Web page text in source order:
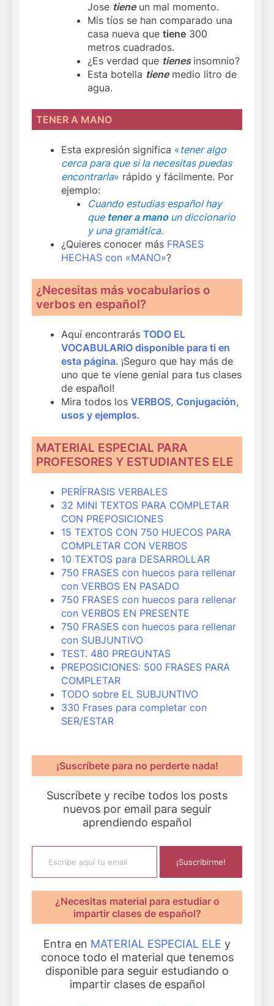
Jose tieneun mal momento.
Mis tíos se han comparado una
casa nueva quetiene 300
metros cuadrados.
¿Es verdad que tienes insomnio?
Esta botella tienemedio litro de
agua.
TENER A MANO
Esta expresión significa «tener algo
cerca para que si la necesitas puedas
encontrarla» rápido y fácilmente. Por
ejemplo:
Cuando estudias español hay
que tener a manoun diccionario
y una gramática.
¿Quieres conocer más FRASES
HECHAS con «MANO»?
¿Necesitas más vocabularios o
verbos en español?
Aquí encontrarás TODO EL
VOCABULARIO disponible para ti en
esta página. ¡Seguro que hay más de
uno que te viene genial para tus clases
de español!
Mira todos los VERBOS, Conjugación,
usos y ejemplos.
MATERIAL ESPECIAL PARA
PROFESORES Y ESTUDIANTES ELE
PERÍFRASIS VERBALES
32 MINI TEXTOS PARA COMPLETAR
CON PREPOSICIONES
15 TEXTOS CON 750 HUECOS PARA
COMPLETAR CON VERBOS
10 TEXTOS para DESARROLLAR
750 FRASES con huecos para rellenar
con VERBOS EN PASADO
750 FRASES con huecos para rellenar
con VERBOS EN PRESENTE
750 FRASES con huecos para rellenar
con SUBJUNTIVO
TEST. 480 PREGUNTAS
PREPOSICIONES: 500 FRASES PARA
COMPLETAR
TODO sobre EL SUBJUNTIVO
330 Frases para completar con
SER/ESTAR
¡Suscríbete para no perderte nada!
Suscríbete y recibe todos los posts
nuevos por email para seguir
aprendiendo español
Escribe aquí tu email
¡Suscribirme!
¿Necesitas material para estudiar o
impartir clases de español?
Entra en MATERIAL ESPECIAL ELE y
conoce todo el material que tenemos
disponible para seguir estudiando o
impartir clases de español